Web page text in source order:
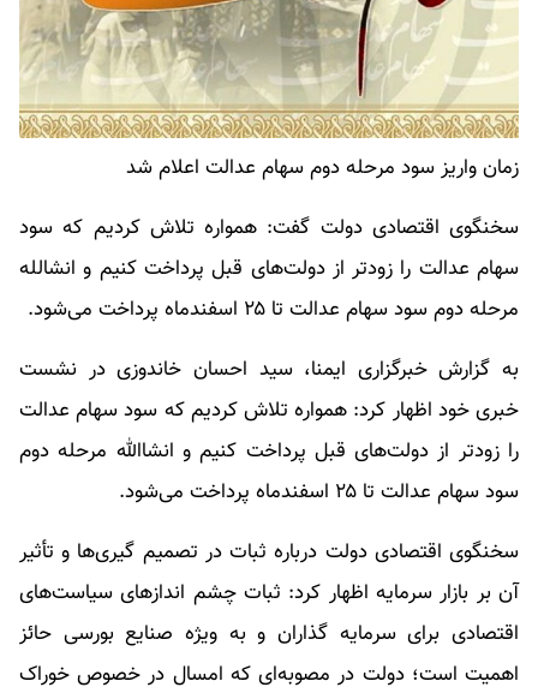
زمان واریز سود مرحله دوم سهام عدالت اعلام شد
سخنگوی اقتصادی دولت گفت: همواره تلاش کردیم که سود
سهام عدالت را زودتر از دولت‌های قبل پرداخت کنیم و انشالله
مرحله دوم سود سهام عدالت تا ۲۵ اسفندماه پرداخت می‌شود.
به گزارش خبرگزاری ایمنا، سید احسان خاندوزی در نشست
خبری خود اظهار کرد: همواره تلاش کردیم که سود سهام عدالت
را زودتر از دولت‌های قبل پرداخت کنیم و انشاالله مرحله دوم
سود سهام عدالت تا ۲۵ اسفندماه پرداخت می‌شود.
سخنگوی اقتصادی دولت درباره ثبات در تصمیم گیری‌ها و تأثیر
آن بر بازار سرمایه اظهار کرد: ثبات چشم اندازهای سیاست‌های
اقتصادی برای سرمایه گذاران و به ویژه صنایع بورسی حائز
اهمیت است؛ دولت در مصوبه‌ای که امسال در خصوص خوراک